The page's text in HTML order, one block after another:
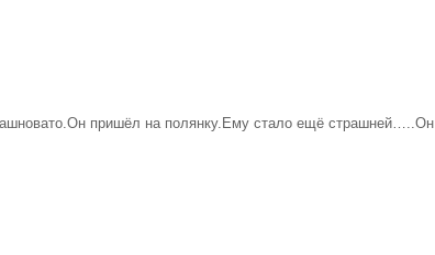
пришёл на полянку.Ему стало ещё страшней…..Он